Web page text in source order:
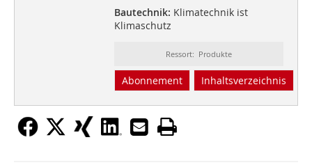
Bautechnik: Klimatechnik ist
Klimaschutz
Ressort: Produkte
Abonnement Inhaltsverzeichnis